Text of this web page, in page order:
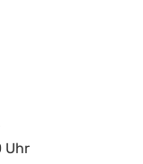
Uhr